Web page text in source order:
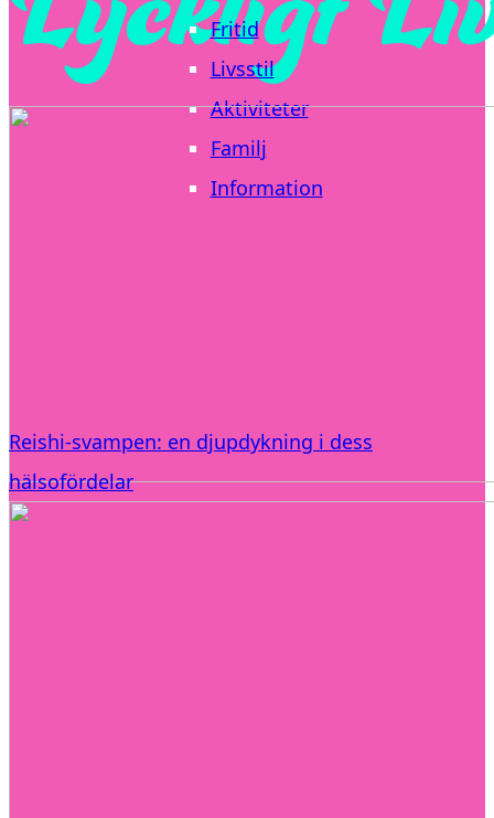
Fritid
Livsstil
Aktiviteter
Familj
Information
Reishi-svampen: en djupdykning i dess
hälsofördelar